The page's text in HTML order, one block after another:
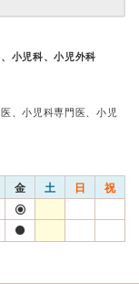
小児科、小児外科
、小児科専門医、小児
金 土 日 祝